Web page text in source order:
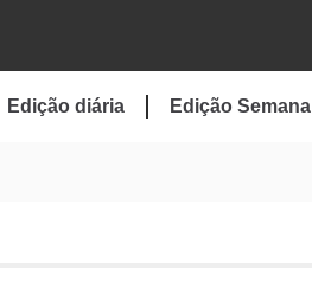
Edição diária Edição Semanal